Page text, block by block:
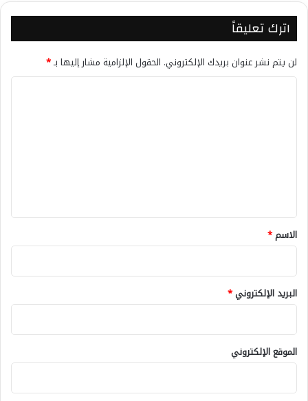
اترك تعليقاً
لن يتم نشر عنوان بريدك الإلكتروني. الحقول الإلزامية مشار إليها بـ*
*
الاسم*
البريد الإلكتروني*
الموقع الإلكتروني